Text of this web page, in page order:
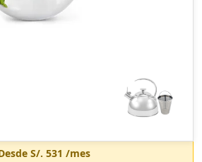
S/. 531 /mes